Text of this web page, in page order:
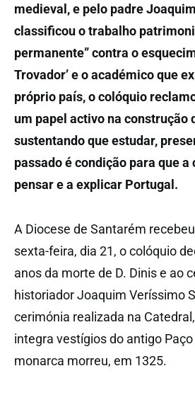
medieval, e pelo padre
classificou o trabalho
permanente” contra o
Trovador’ e o académico que
próprio país, o colóquio
um papel activo na construção
sustentando que estudar,
passado é condição para que a
pensar e a explicar Portugal.
A Diocese de Santarém
sexta-feira, dia 21, o colóquio
anos da morte de D. Dinis e ao
historiador Joaquim Veríssimo
cerimónia realizada na
integra vestígios do antigo Paço
monarca morreu, em 1325.